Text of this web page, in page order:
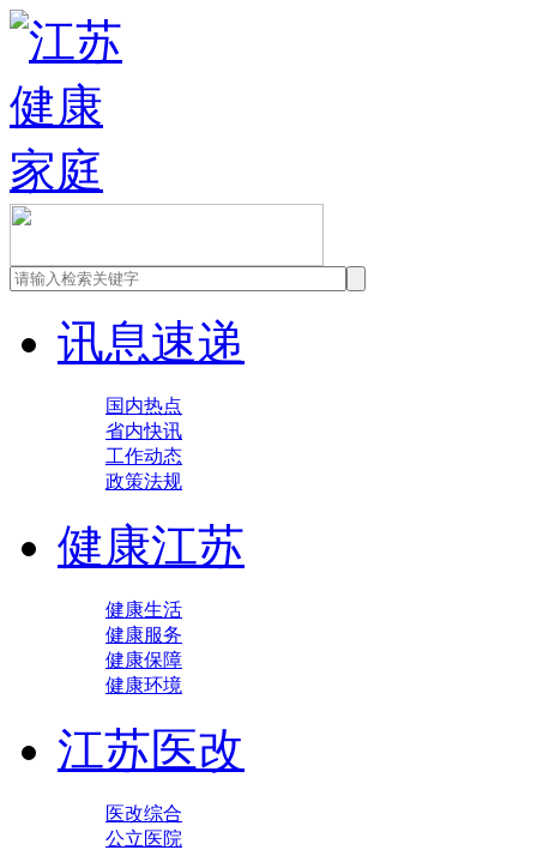
讯息速递
国内热点
省内快讯
工作动态
政策法规
健康江苏
健康生活
健康服务
健康保障
健康环境
江苏医改
医改综合
公立医院